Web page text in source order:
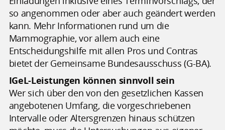
so angenommen oder aber auch geändert werden
kann. Mehr Informationen rund um die
Mammographie, vor allem auch eine
Entscheidungshilfe mit allen Pros und Contras
bietet der Gemeinsame Bundesausschuss (G-BA).
IGeL-Leistungen können sinnvoll sein
Wer sich über den von den gesetzlichen Kassen
angebotenen Umfang, die vorgeschriebenen
Intervalle oder Altersgrenzen hinaus schützen